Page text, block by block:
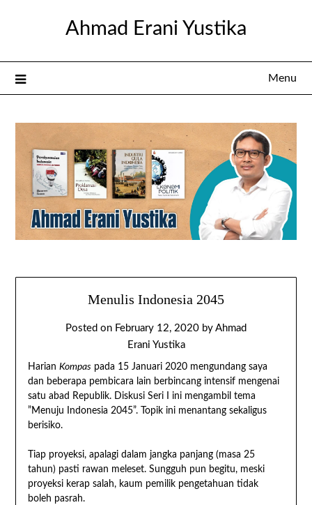
Ahmad Erani Yustika
Menu
Menulis Indonesia 2045
Posted on February 12, 2020 by Ahmad
Erani Yustika
Harian Kompas pada 15 Januari 2020 mengundang saya
dan beberapa pembicara lain berbincang intensif mengenai
satu abad Republik. Diskusi Seri I ini mengambil tema
”Menuju Indonesia 2045”. Topik ini menantang sekaligus
berisiko.
Tiap proyeksi, apalagi dalam jangka panjang (masa 25
tahun) pasti rawan meleset. Sungguh pun begitu, meski
proyeksi kerap salah, kaum pemilik pengetahuan tidak
boleh pasrah.